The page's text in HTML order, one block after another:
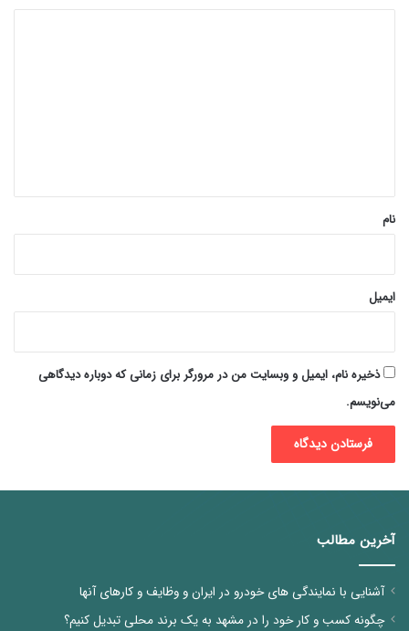
نام
ایمیل
ذخیره نام، ایمیل و وبسایت من در مرورگر برای زمانی که دوباره دیدگاهی
می‌نویسم.
آخرین مطالب
آشنایی با نمایندگی های خودرو در ایران و وظایف و کارهای آنها
چگونه کسب و کار خود را در مشهد به یک برند محلی تبدیل کنیم؟